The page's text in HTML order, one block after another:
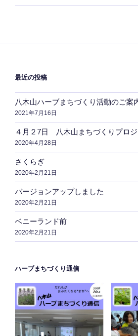
最近の投稿
八木山ハーブまちづくり活動のご案
2021年7月16日
４月２7日 八木山まちづくりプロ
2020年4月28日
さくらぎ
2020年2月21日
バージョンアップしました
2020年2月21日
ベニーランド前
2020年2月21日
ハーブまちづくり通信